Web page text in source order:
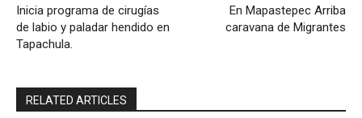
Inicia programa de cirugías
de labio y paladar hendido en
Tapachula.
En Mapastepec Arriba
caravana de Migrantes
RELATED ARTICLES